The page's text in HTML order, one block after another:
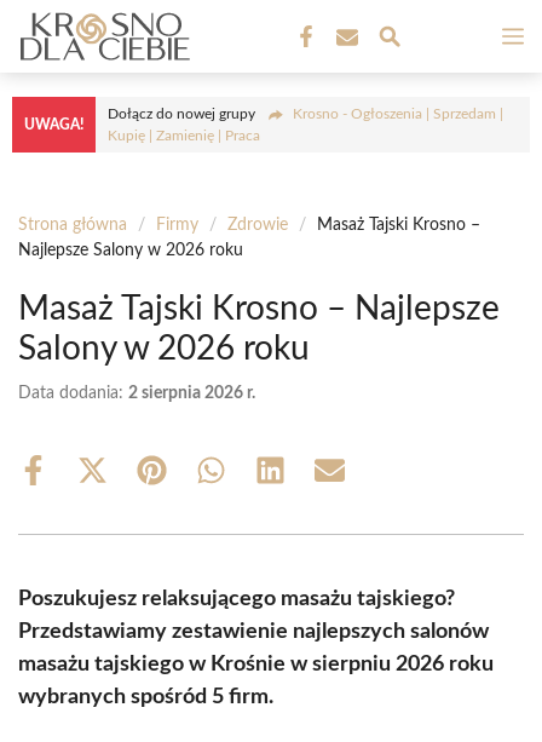
Przejdź
treści
UWAGA!
Dołącz do nowej grupy
Krosno - Ogłoszenia | Sprzedam |
Kupię | Zamienię | Praca
Strona główna / Firmy / Zdrowie /
Masaż Tajski Krosno –
Najlepsze Salony w 2026 roku
Masaż Tajski Krosno – Najlepsze
Salony w 2026 roku
Data dodania: 2 sierpnia 2026 r.
Share
Share
(Twitter)
Share Share Share Share
Poszukujesz relaksującego masażu tajskiego?
Przedstawiamy zestawienie najlepszych salonów
masażu tajskiego w Krośnie w sierpniu 2026 roku
wybranych spośród 5 firm.